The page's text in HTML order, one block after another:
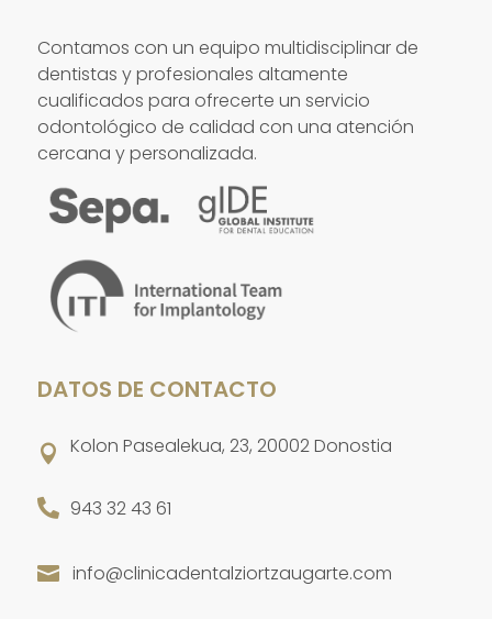
Contamos con un equipo multidisciplinar de
dentistas y profesionales altamente
cualificados para ofrecerte un servicio
odontológico de calidad con una atención
cercana y personalizada.
DATOS DE CONTACTO
 Kolon Pasealekua, 23, 20002 Donostia
 943 32 43 61
 info@clinicadentalziortzaugarte.com